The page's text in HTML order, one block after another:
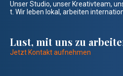
Unser Studio, unser Kreativteam,
t. Wir leben lokal, arbeiten
Lust, mit uns zu
Jetzt Kontakt aufnehmen